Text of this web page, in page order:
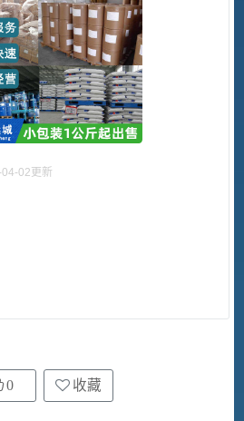
02更新
0 收藏